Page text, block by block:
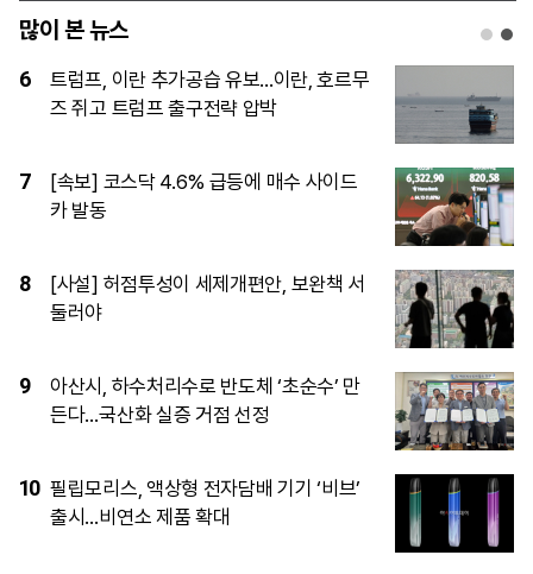
많이 본 뉴스
1
초강력 태풍 돌핀 저장성 등 中 남동부 상
륙
2
7월 수도권 15억∼20억원대 아파트 거래
54%가 신고가
3
검찰개혁 마치자 다시 사법부 겨눈
與…‘삼권분립’ 어디로
4
영동∼오창 고속도로, ‘환경평가 완료’로
본격화…2027년 착공, 2032년 완공
5
AT마드리드 이강인 ‘서울 데뷔전’, 맨시티
상대 첫선